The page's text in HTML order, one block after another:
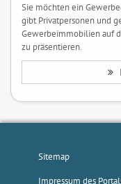
Sie möchten ein
gibt Privatpersonen und
Gewerbeimmobilien auf
zu präsentieren.
Sitemap
Impressum des